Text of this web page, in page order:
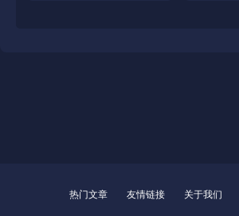
热门文章 友情链接 关于我们